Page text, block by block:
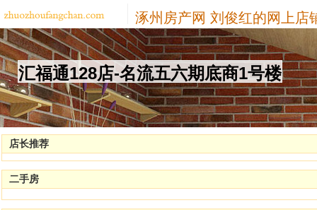
涿州房产网 刘俊红的网上店
汇福通128店-名流五六期底商1号楼
店长推荐
二手房